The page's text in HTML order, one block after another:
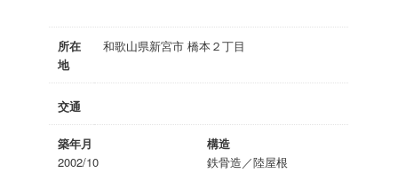
所在
地
和歌山県新宮市 橋本２丁目
交通
築年月
2002/10
構造
鉄骨造／陸屋根